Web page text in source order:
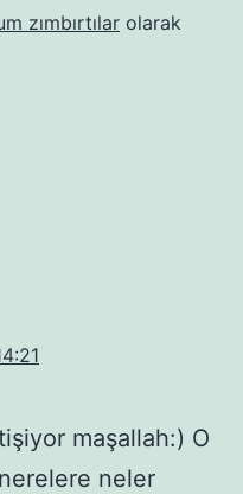
zımbırtılar olarak
maşallah:) O
neler